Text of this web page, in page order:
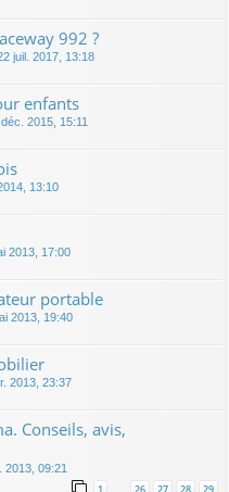
992 ?
juil. 2017, 13:18
enfants
2015, 15:11
13:10
2013, 17:00
portable
2013, 19:40
2013, 23:37
Conseils, avis,
2013, 09:21